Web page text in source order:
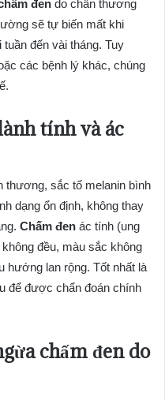
đen do chấn thương
sẽ tự biến mất khi
đến vài tháng. Tuy
các bệnh lý khác, chúng
tính và ác
thương, sắc tố melanin bình
dạng ổn định, không thay
Chấm đen ác tính (ung
đều, màu sắc không
hướng lan rộng. Tốt nhất là
để được chẩn đoán chính
chấm đen do